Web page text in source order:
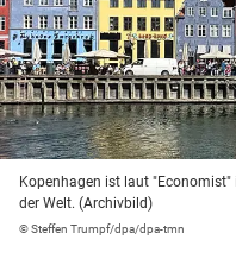
Kopenhagen ist laut
der Welt. (Archivbild)
© Steffen Trumpf/dpa/dpa-tmn